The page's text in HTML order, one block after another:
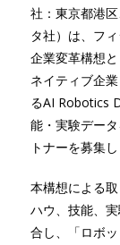
社：東京都港
タ社）は、フ
企業変革構想
ネイティブ企
るAI Robotics
能・実験デー
トナーを募集し
本構想による
ハウ、技能、
合し、「ロボ